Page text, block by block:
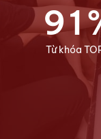
91
Từ khóa